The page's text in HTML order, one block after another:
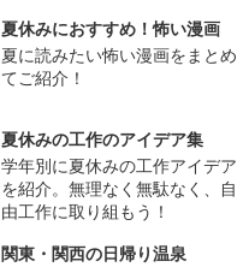
夏休みにおすすめ！怖い漫画
夏に読みたい怖い漫画をまとめ
てご紹介！
夏休みの工作のアイデア集
学年別に夏休みの工作アイデア
を紹介。無理なく無駄なく、自
由工作に取り組もう！
関東・関西の日帰り温泉